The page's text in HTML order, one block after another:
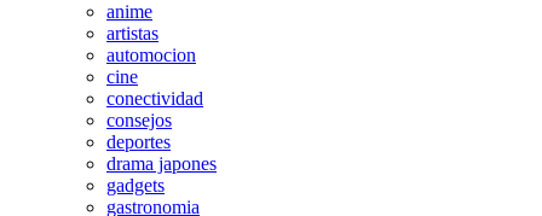
anime
artistas
automocion
cine
conectividad
consejos
deportes
drama japones
gadgets
gastronomia